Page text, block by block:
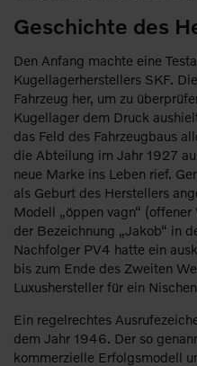
Geschichte des
Den Anfang machte eine
Kugellagerherstellers SKF.
Fahrzeug her, um zu
Kugellager dem Druck
das Feld des Fahrzeugbaus
die Abteilung im Jahr 1927
neue Marke ins Leben rief.
als Geburt des Herstellers
Modell „öppen vagn“
der Bezeichnung „Jakob“ in
Nachfolger PV4 hatte ein
bis zum Ende des Zweiten
Luxushersteller für ein
Ein regelrechtes
dem Jahr 1946. Der so
kommerzielle Erfolgsmodell